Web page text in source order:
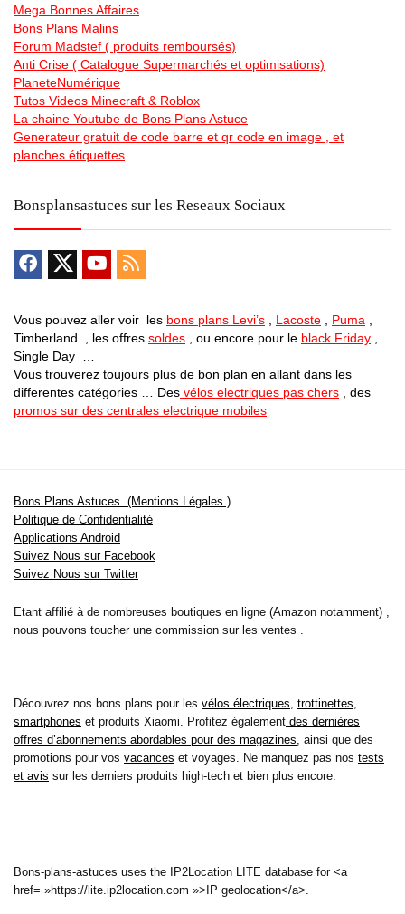
Mega Bonnes Affaires
Bons Plans Malins
Forum Madstef ( produits remboursés)
Anti Crise ( Catalogue Supermarchés et optimisations)
PlaneteNumérique
Tutos Videos Minecraft & Roblox
La chaine Youtube de Bons Plans Astuce
Generateur gratuit de code barre et qr code en image , et
planches étiquettes
Bonsplansastuces sur les Reseaux Sociaux
Vous pouvez aller voir les bons plans Levi’s Lacoste Puma
Timberland , les offres soldes , ou encore pour le black Friday
Single Day …
Vous trouverez toujours plus de bon plan en allant dans les
differentes catégories … Des vélos electriques pas chers , des
promos sur des centrales electrique mobiles
Bons Plans Astuces (Mentions Légales )
Politique de Confidentialité
Applications Android
Suivez Nous sur Facebook
Suivez Nous sur Twitter
Etant affilié à de nombreuses boutiques en ligne (Amazon notamment) ,
nous pouvons toucher une commission sur les ventes .
Découvrez nos bons plans pour les vélos électriques trottinettes
smartphones et produits Xiaomi. Profitez également des dernières
offres d’abonnements abordables pour des magazines , ainsi que des
promotions pour vos vacances et voyages. Ne manquez pas nos tests
et avis sur les derniers produits high-tech et bien plus encore.
Bons-plans-astuces uses the IP2Location LITE database for <a
href= »https://lite.ip2location.com »>IP geolocation</a>.